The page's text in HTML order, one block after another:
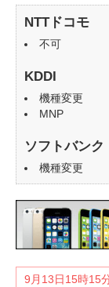
NTTドコモ
不可
KDDI
機種変更
MNP
ソフトバンク
機種変更
9月13日15時15